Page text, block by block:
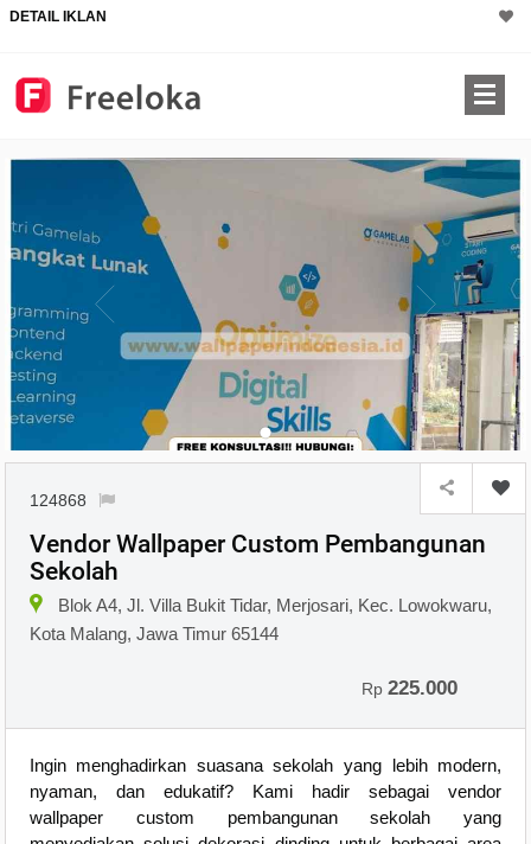
DETAIL IKLAN
124868
Vendor Wallpaper Custom Pembangunan
Sekolah
Blok A4, Jl. Villa Bukit Tidar, Merjosari, Kec. Lowokwaru,
Kota Malang, Jawa Timur 65144
Rp225.000
Ingin menghadirkan suasana sekolah yang lebih modern,
nyaman, dan edukatif? Kami hadir sebagai vendor
wallpaper custom pembangunan sekolah yang